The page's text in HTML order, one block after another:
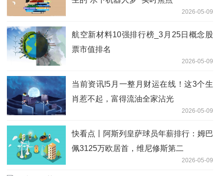
2026-05-09
航空新材料10强排行榜_3月25日概念股
票市值排名
2026-05-09
当前资讯!5月一整月财运在线！这3个生
肖惹不起，富得流油全家沾光
2026-05-09
快看点丨阿斯列皇萨球员年薪排行：姆巴
佩3125万欧居首，维尼修斯第二
2026-05-09